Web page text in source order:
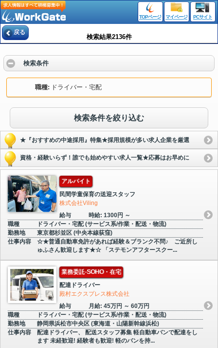
TOPページ マイページ PCサイト
戻る
検索結果2136件
検索条件
職種 ドライバー・宅配
検索条件を絞り込む
★『おすすめの中途採用』特集★採用規模が多い求人企業を厳選
資格・経験いらず！誰でも始めやすい求人一覧★応募はお早めに
アルバイト
民間学童保育の送迎スタッフ
株式会社Viling
給与
時給: 1300円 ～
職種
ドライバー・宅配 (サービス系/作業・配送・物流)
勤務地
東京都杉並区 (中央本線荻窪)
仕事内容
☆★普通自動車免許があれば経験＆ブランク不問♪ ご近所し
ゅふさん歓迎します★☆ 「ステモンアフタースクー...
業務委託-SOHO・在宅
配達ドライバー
殿村エクスプレス株式会社
給与
月給: 45万円 ～ 60万円
職種
ドライバー・宅配 (サービス系/作業・配送・物流)
勤務地
静岡県浜松市中央区 (東海道・山陽新幹線浜松)
仕事内容
配達ドライバー、 配送スタッフ募集 軽自動車バンで配達をし
ます 未経歓迎! 経験者も歓迎! 軽のバンを持...